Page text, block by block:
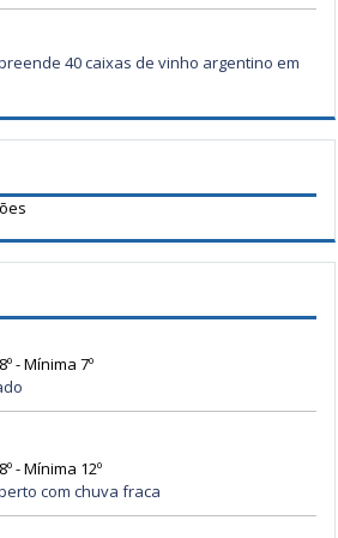
40 caixas de vinho argentino em
- Mínima 7º
- Mínima 12º
com chuva fraca